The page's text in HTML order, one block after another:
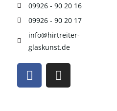
09926 - 90 20 16
09926 - 90 20 17
info@hirtreiter-
glaskunst.de
F
a
c
I
n
s